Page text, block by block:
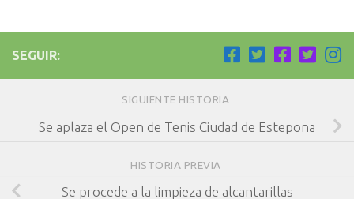
SEGUIR:
SIGUIENTE HISTORIA
Se aplaza el Open de Tenis Ciudad de Estepona
HISTORIA PREVIA
Se procede a la limpieza de alcantarillas